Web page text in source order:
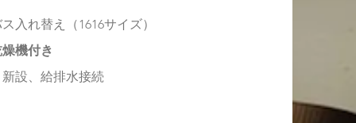
入れ替え（1616サイズ）
機付き
設、給排水接続